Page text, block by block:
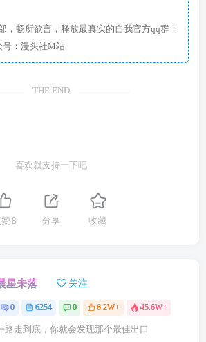
，畅所欲言，释放最真实的自我官方qq群：
信公众号：漫头社M站
THE END
喜欢就支持一下吧
赞8 分享 收藏
星未落 关注
0 6254 0 6.2W+ 45.6W+
路走到底，你就会发现那个最佳出口